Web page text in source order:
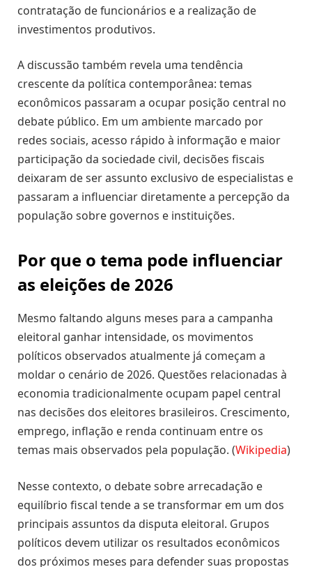
contratação de funcionários e a realização de
investimentos produtivos.
A discussão também revela uma tendência
crescente da política contemporânea: temas
econômicos passaram a ocupar posição central no
debate público. Em um ambiente marcado por
redes sociais, acesso rápido à informação e maior
participação da sociedade civil, decisões fiscais
deixaram de ser assunto exclusivo de especialistas e
passaram a influenciar diretamente a percepção da
população sobre governos e instituições.
Por que o tema pode influenciar
as eleições de 2026
Mesmo faltando alguns meses para a campanha
eleitoral ganhar intensidade, os movimentos
políticos observados atualmente já começam a
moldar o cenário de 2026. Questões relacionadas à
economia tradicionalmente ocupam papel central
nas decisões dos eleitores brasileiros. Crescimento,
emprego, inflação e renda continuam entre os
temas mais observados pela população. (Wikipedia)
Nesse contexto, o debate sobre arrecadação e
equilíbrio fiscal tende a se transformar em um dos
principais assuntos da disputa eleitoral. Grupos
políticos devem utilizar os resultados econômicos
dos próximos meses para defender suas propostas